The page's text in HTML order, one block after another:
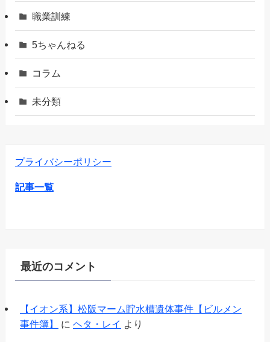
職業訓練
5ちゃんねる
コラム
未分類
プライバシーポリシー
記事一覧
最近のコメント
【イオン系】松阪マーム貯水槽遺体事件【ビルメン
事件簿】
に ヘタ・レイ より